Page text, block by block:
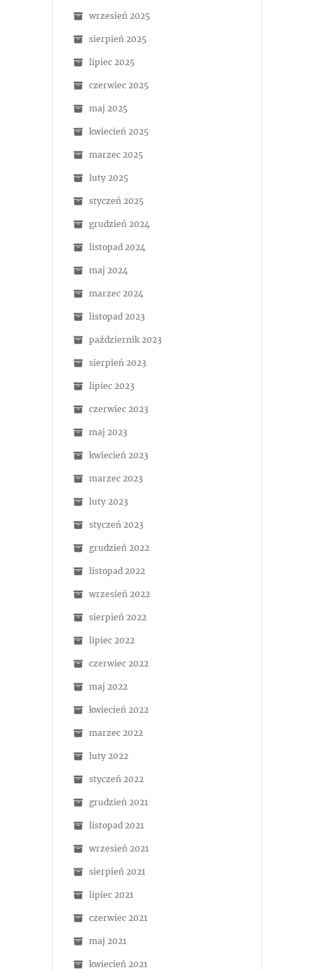
wrzesień 2025
sierpień 2025
lipiec 2025
czerwiec 2025
maj 2025
kwiecień 2025
marzec 2025
luty 2025
styczeń 2025
grudzień 2024
listopad 2024
maj 2024
marzec 2024
listopad 2023
październik 2023
sierpień 2023
lipiec 2023
czerwiec 2023
maj 2023
kwiecień 2023
marzec 2023
luty 2023
styczeń 2023
grudzień 2022
listopad 2022
wrzesień 2022
sierpień 2022
lipiec 2022
czerwiec 2022
maj 2022
kwiecień 2022
marzec 2022
luty 2022
styczeń 2022
grudzień 2021
listopad 2021
wrzesień 2021
sierpień 2021
lipiec 2021
czerwiec 2021
maj 2021
kwiecień 2021